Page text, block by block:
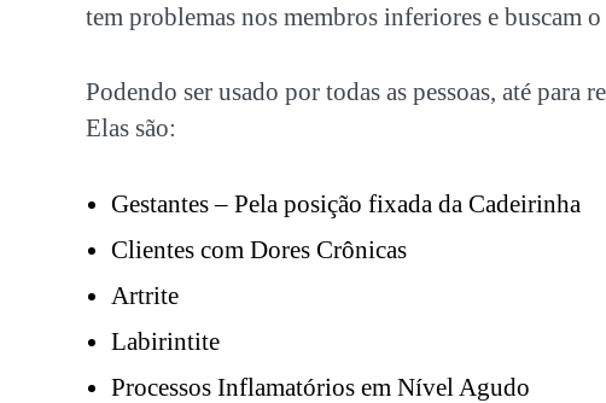
tem problemas nos membros inferiores e buscam
Podendo ser usado por todas as pessoas, até para
Elas são:
Gestantes – Pela posição fixada da Cadeirinha
Clientes com Dores Crônicas
Artrite
Labirintite
Processos Inflamatórios em Nível Agudo